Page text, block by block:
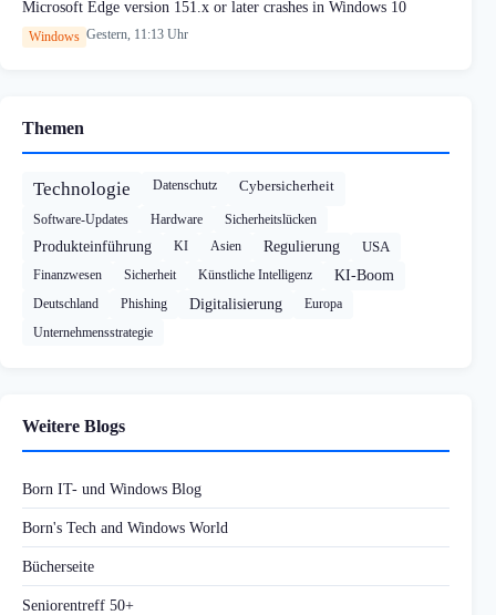
Microsoft Edge version 151.x or later crashes in Windows 10
Windows Gestern, 11:13 Uhr
Themen
Technologie Datenschutz Cybersicherheit
Software-Updates Hardware Sicherheitslücken
Produkteinführung KI Asien Regulierung USA
Finanzwesen Sicherheit Künstliche Intelligenz KI-Boom
Deutschland Phishing Digitalisierung
Europa
Unternehmensstrategie
Weitere Blogs
Born IT- und Windows Blog
Born's Tech and Windows World
Bücherseite
Seniorentreff 50+